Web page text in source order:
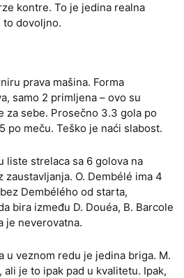
kontre. To je jedina realna
to dovoljno.
prava mašina. Forma
samo 2 primljena – ovo su
za sebe. Prosečno 3.3 gola po
po meču. Teško je naći slabost.
liste strelaca sa 6 golova na
O. Dembélé ima 4
Dembélého od starta,
bira između D. Douéa, B. Barcole
je neverovatna.
u veznom redu je jedina briga. M.
je to ipak pad u kvalitetu. Ipak,